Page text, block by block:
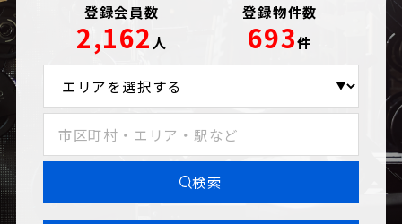
登録会員数
2,162 人
登録物件数
693件
検索